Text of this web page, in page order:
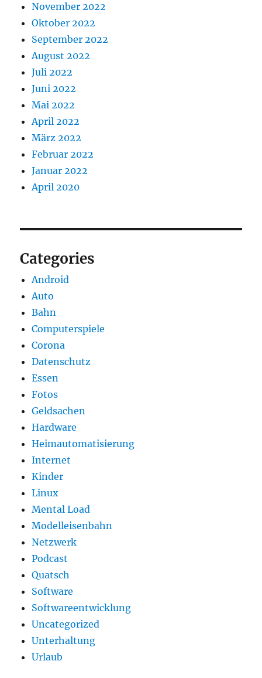
November 2022
Oktober 2022
September 2022
August 2022
Juli 2022
Juni 2022
Mai 2022
April 2022
März 2022
Februar 2022
Januar 2022
April 2020
Categories
Android
Auto
Bahn
Computerspiele
Corona
Datenschutz
Essen
Fotos
Geldsachen
Hardware
Heimautomatisierung
Internet
Kinder
Linux
Mental Load
Modelleisenbahn
Netzwerk
Podcast
Quatsch
Software
Softwareentwicklung
Uncategorized
Unterhaltung
Urlaub